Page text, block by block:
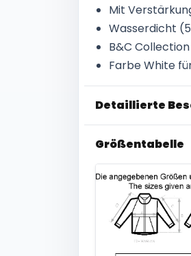
Mit
Wasserdicht
B&C
Farbe White
Detaillierte
Größentabelle